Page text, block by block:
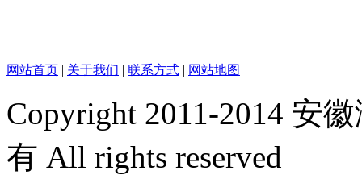
网站首页 | 关于我们 | 联系方式 | 网站地图
Copyright 2011-2014 安
有 All rights reserved